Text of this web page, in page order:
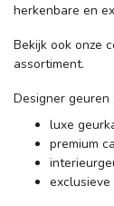
herkenbare en
Bekijk ook onze
assortiment.
Designer geuren
luxe
premium